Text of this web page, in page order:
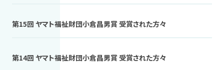
第15回 ヤマト福祉財団小倉昌男賞 受賞された方々
第14回 ヤマト福祉財団小倉昌男賞 受賞された方々